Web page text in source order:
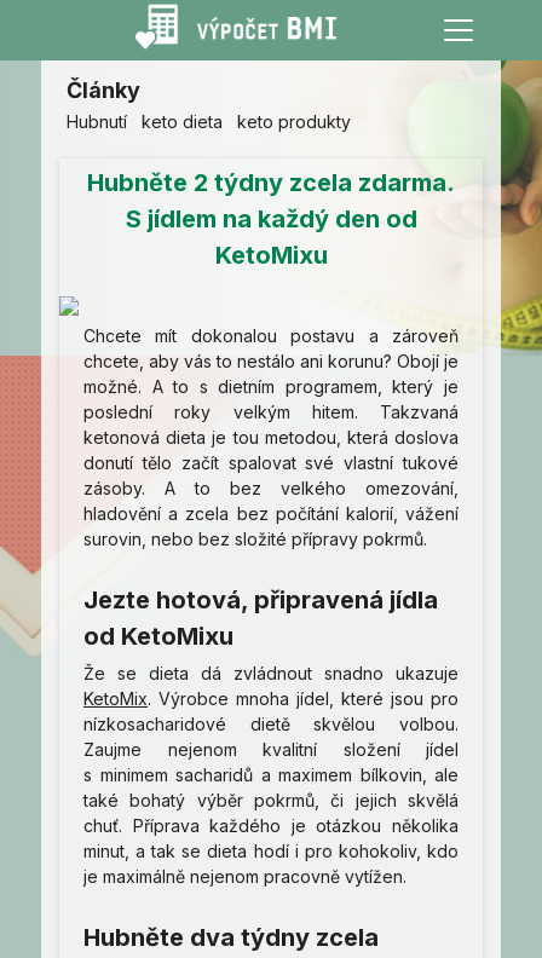
Články
Hubnutí keto dieta keto produkty
Hubněte 2 týdny zcela zdarma.
S jídlem na každý den od
KetoMixu
Chcete mít dokonalou postavu a zároveň
chcete, aby vás to nestálo ani korunu? Obojí je
možné. A to s dietním programem, který je
poslední roky velkým hitem. Takzvaná
ketonová dieta je tou metodou, která doslova
donutí tělo začít spalovat své vlastní tukové
zásoby. A to bez velkého omezování,
hladovění a zcela bez počítání kalorií, vážení
surovin, nebo bez složité přípravy pokrmů.
Jezte hotová, připravená jídla
od KetoMixu
Že se dieta dá zvládnout snadno ukazuje
KetoMix. Výrobce mnoha jídel, které jsou pro
nízkosacharidové dietě skvělou volbou.
Zaujme nejenom kvalitní složení jídel
s minimem sacharidů a maximem bílkovin, ale
také bohatý výběr pokrmů, či jejich skvělá
chuť. Příprava každého je otázkou několika
minut, a tak se dieta hodí i pro kohokoliv, kdo
je maximálně nejenom pracovně vytížen.
Hubněte dva týdny zcela